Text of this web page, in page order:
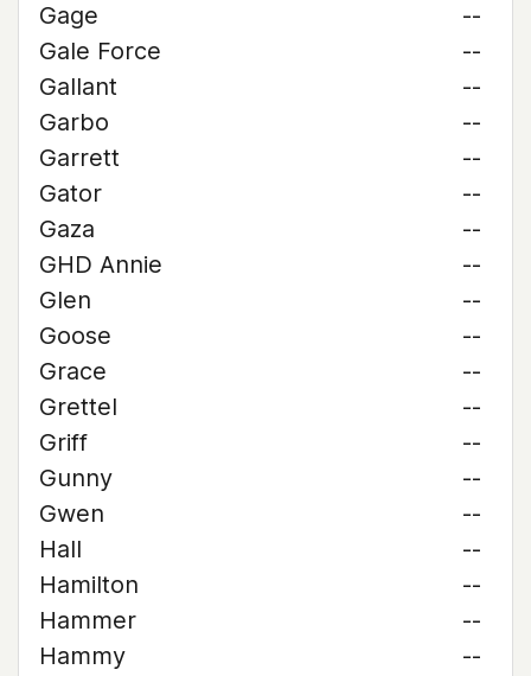
Gage
--
Gale Force
--
Gallant
--
Garbo
--
Garrett
--
Gator
--
Gaza
--
GHD Annie
--
Glen
--
Goose
--
Grace
--
Grettel
--
Griff
--
Gunny
--
Gwen
--
Hall
--
Hamilton
--
Hammer
--
Hammy
--